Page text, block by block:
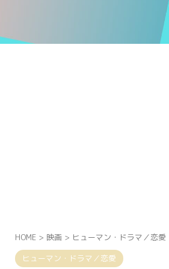
HOME > 映画 > ヒューマン・ドラマ／恋愛
ヒューマン・ドラマ／恋愛